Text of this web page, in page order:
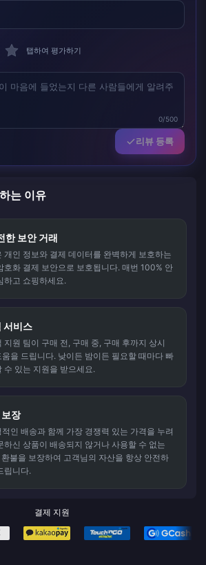
탭하여 평가하기
0/500
리뷰 등록
는 이유
한 보안 거래
개인 정보와 결제 데이터를 완벽하게 보호하는
호화 결제 보안으로 보호됩니다. 매번 100% 안
하고 쇼핑하세요.
서비스
지원 팀이 구매 전, 구매 중, 구매 후까지 상시
을 드립니다. 낮이든 밤이든 필요할 때마다 빠
수 있는 지원을 받으세요.
장
인 배송과 함께 가장 경쟁력 있는 가격을 누려
하신 상품이 배송되지 않거나 사용할 수 없는
불을 보장하여 고객님의 자산을 항상 안전하
립니다.
결제 지원